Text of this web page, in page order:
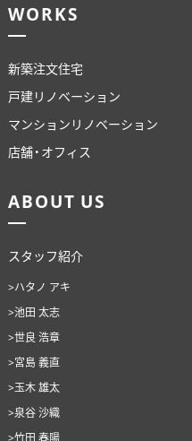
WORKS
新築注文住宅
戸建リノベーション
マンションリノベーション
店舗・オフィス
ABOUT US
スタッフ紹介
>ハタノ アキ
>池田 太志
>世良 浩章
>宮島 義直
>玉木 雄太
>泉谷 沙織
>竹田 春陽